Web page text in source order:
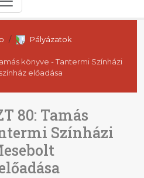
Pályázatok
könyve - Tantermi Színházi
előadása
80: Tamás
Színházi